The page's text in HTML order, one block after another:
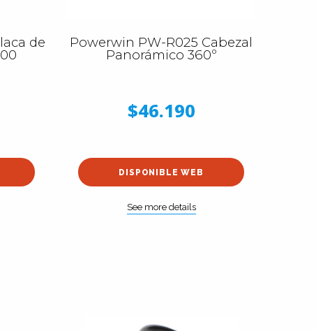
de Powerwin PW-R025 Cabezal
Panorámico 360º
$46.190
DISPONIBLE WEB
See more details